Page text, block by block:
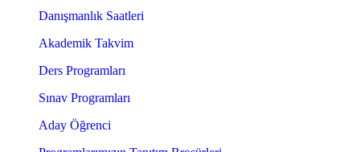
Danışmanlık Saatleri
Akademik Takvim
Ders Programları
Sınav Programları
Aday Öğrenci